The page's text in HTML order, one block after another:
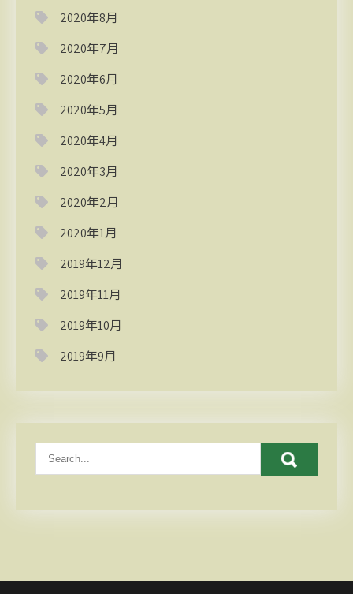
2020年8月
2020年7月
2020年6月
2020年5月
2020年4月
2020年3月
2020年2月
2020年1月
2019年12月
2019年11月
2019年10月
2019年9月